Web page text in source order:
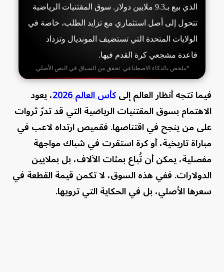
الذي بيع بـ9.3 ملايين دولار. سوق المقتنيات الرياضية
تتحول إلى أصل استثماري مع تزايد الطلب، خاصة في
الولايات المتحدة التي تستضيف المونديال وتزداد
قاعدة مشجعي كرة القدم فيها.
*ملخص بالذكاء الاصطناعي. تحقق من السياق في النص الأصلي.
فيما تتجه أنظار العالم إلىكأس العالم 2026
، يعود
الاهتمام بسوق المقتنيات الرياضية التي قد تدرّ ثروات
على من ينجح في اقتناصها. فقميص ارتداه لاعب في
مباراة تاريخية، أو كرة استقرت في شباك مواجهة
مفصلية، يمكن أن تُباع بمئات الآلاف، بل بملايين
الدولارات. ففي هذه السوق، لا تكمن قيمة القطعة في
سعرها الأصلي، بل في الحكاية التي ترويها.